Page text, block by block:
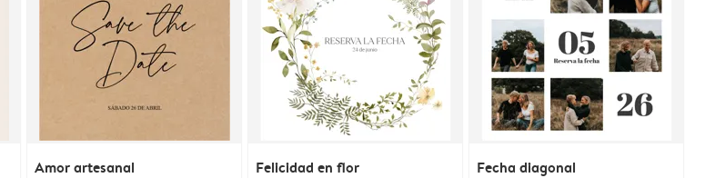
Amor artesanal Felicidad en flor Fecha diagonal